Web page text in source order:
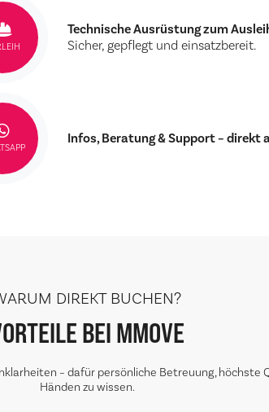
Technische Ausrüstung zum
Sicher, gepflegt und einsatzbereit.
Infos, Beratung & Support – direkt
DIREKT BUCHEN?
BEI MMOVE
– dafür persönliche Betreuung,
Händen zu wissen.